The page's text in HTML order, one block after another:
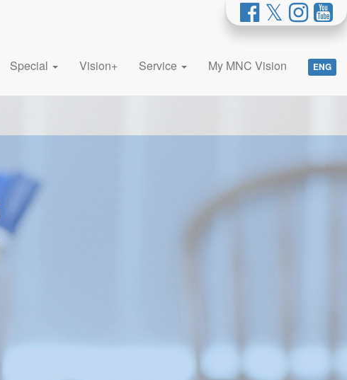
Special Vision+ Service My MNC Vision ENG